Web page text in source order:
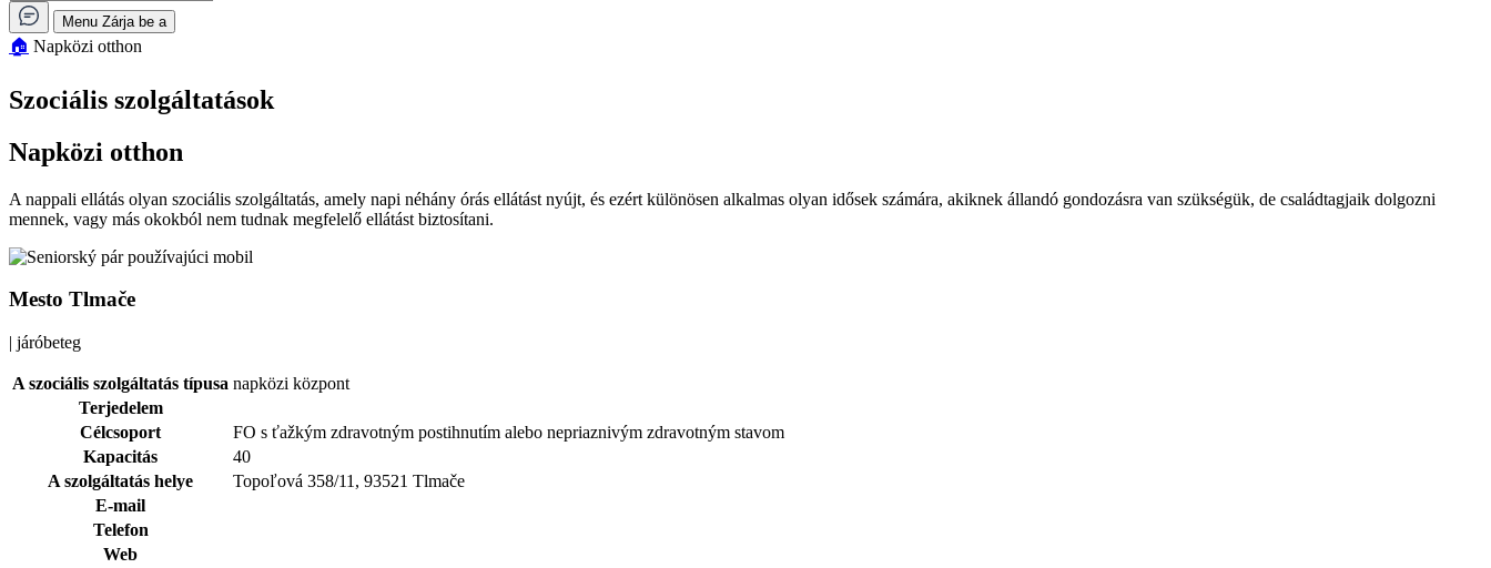
Menu Zárja be a
🏠︎ Napközi otthon
Szociális szolgáltatások
Napközi otthon
A nappali ellátás olyan szociális szolgáltatás, amely napi néhány órás ellátást nyújt, és ezért különösen alkalmas olyan idősek számára, akiknek állandó gondozásra van szükségük, de családtagjaik dolgozni
mennek, vagy más okokból nem tudnak megfelelő ellátást biztosítani.
Mesto Tlmače
| járóbeteg
A szociális szolgáltatás típusa napközi központ
Terjedelem
Célcsoport
FO s ťažkým zdravotným postihnutím alebo nepriaznivým zdravotným stavom
Kapacitás
40
A szolgáltatás helye
Topoľová 358/11, 93521 Tlmače
E-mail
Telefon
Web